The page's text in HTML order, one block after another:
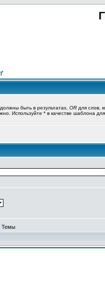
быть в результатах, OR для слов,
Используйте * в качестве шаблона
Темы